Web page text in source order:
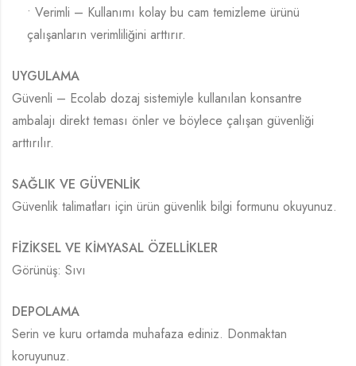
• Verimli – Kullanımı kolay bu cam temizleme ürünü
çalışanların verimliliğini arttırır.
UYGULAMA
Güvenli – Ecolab dozaj sistemiyle kullanılan konsantre
ambalajı direkt teması önler ve böylece çalışan güvenliği
arttırılır.
SAĞLIK VE GÜVENLİK
Güvenlik talimatları için ürün güvenlik bilgi formunu okuyunuz.
FİZİKSEL VE KİMYASAL ÖZELLİKLER
Görünüş: Sıvı
DEPOLAMA
Serin ve kuru ortamda muhafaza ediniz. Donmaktan
koruyunuz.